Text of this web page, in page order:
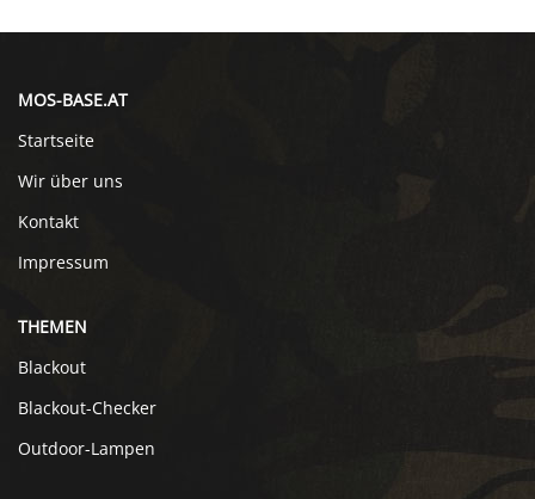
MOS-BASE.AT
Startseite
Wir über uns
Kontakt
Impressum
THEMEN
Blackout
Blackout-Checker
Outdoor-Lampen